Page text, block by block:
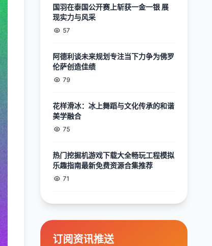
国羽在泰国公开赛上斩获一金一银 展
现实力与风采
57
阿德利谈未来规划专注当下力争为佛罗
伦萨创造佳绩
79
花样滑冰：冰上舞蹈与文化传承的和谐
美学融合
75
热门挖掘机游戏下载大全畅玩工程模拟
乐趣指南最新免费资源合集推荐
71
订阅资讯推送